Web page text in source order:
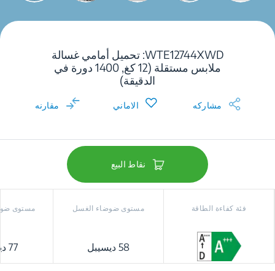
WTE12744XWD: تحميل أمامي غسالة
ملابس مستقلة (12 كغ, 1400 دورة في
الدقيقة)
مشاركه الاماني مقارنه
نقاط البيع
فئة كفاءة الطاقة مستوى ضوضاء الغسل
58 ديسيبل
مستوى
77 ديسيبل